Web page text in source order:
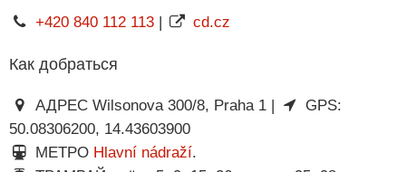
+420 840 112 113| cd.cz
Как добраться
АДРЕС Wilsonova 300/8, Praha 1 |
GPS:
50.08306200, 14.43603900
МЕТРО Hlavní nádraží.